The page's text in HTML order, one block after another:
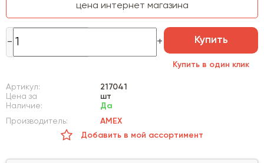
цена интернет магазина
Купить
Купить в один клик
Артикул:
217041
Цена за
шт
Наличие:
Да
Производитель:
AMEX
Добавить в мой ассортимент